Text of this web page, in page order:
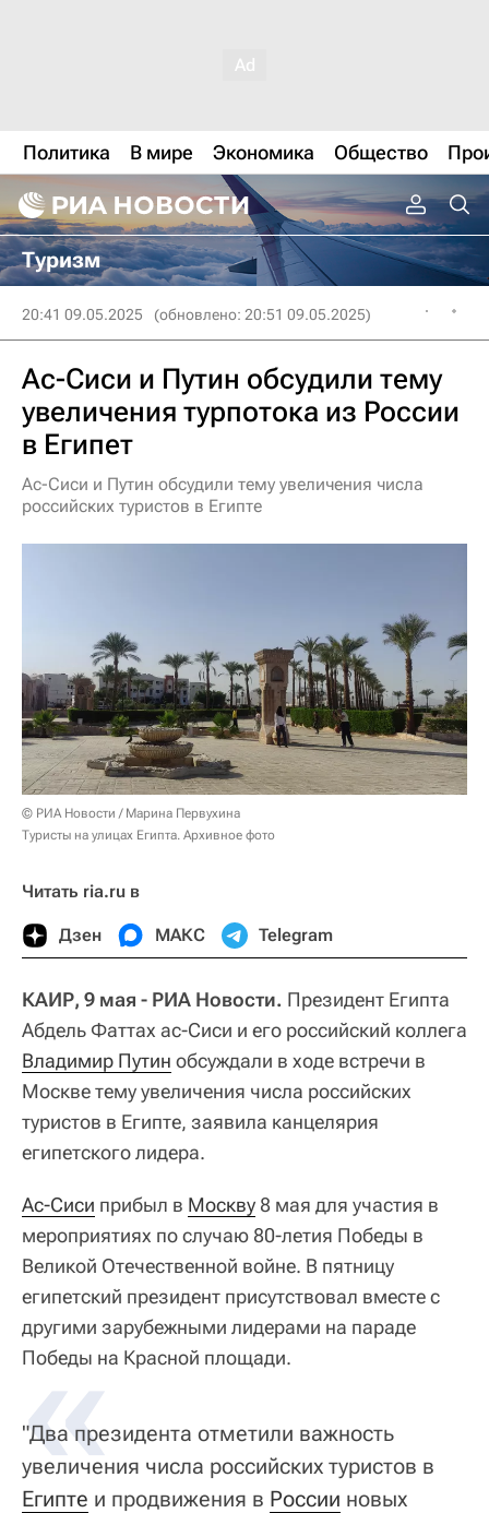
Политика В мире Экономика Общество
Туризм
20:41 09.05.2025 (обновлено: 20:51 09.05.2025)
Ас-Сиси и Путин обсудили тему
увеличения турпотока из России
в Египет
Ас-Сиси и Путин обсудили тему увеличения числа
российских туристов в Египте
© РИА Новости / Марина Первухина
Туристы на улицах Египта. Архивное фото
Читать ria.ru в
Дзен МАКС Telegram
КАИР, 9 мая - РИА Новости. Президент Египта
Абдель Фаттах ас-Сиси и его российский коллега
Владимир Путин обсуждали в ходе встречи в
Москве тему увеличения числа российских
туристов в Египте, заявила канцелярия
египетского лидера.
Ас-Сиси прибыл в Москву 8 мая для участия в
мероприятиях по случаю 80-летия Победы в
Великой Отечественной войне. В пятницу
египетский президент присутствовал вместе с
другими зарубежными лидерами на параде
Победы на Красной площади.
«
"Два президента отметили важность
увеличения числа российских туристов в
Египте и продвижения в России новых